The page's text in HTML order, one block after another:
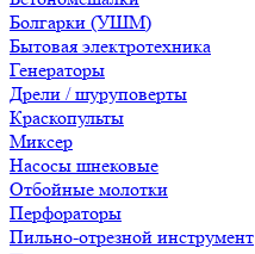
Болгарки (УШМ)
Бытовая электротехника
Генераторы
Дрели / шуруповерты
Краскопульты
Миксер
Насосы шнековые
Отбойные молотки
Перфораторы
Пильно-отрезной инструмент